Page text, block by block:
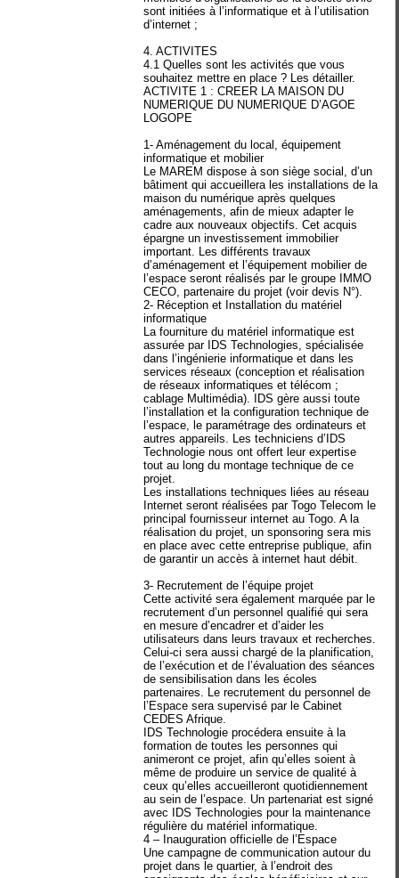
sont initiées à l’informatique et à l’utilisation
d’internet ;
4. ACTIVITES
4.1 Quelles sont les activités que vous
souhaitez mettre en place ? Les détailler.
ACTIVITE 1 : CREER LA MAISON DU
NUMERIQUE DU NUMERIQUE D’AGOE
LOGOPE
1- Aménagement du local, équipement
informatique et mobilier
Le MAREM dispose à son siège social, d’un
bâtiment qui accueillera les installations de la
maison du numérique après quelques
aménagements, afin de mieux adapter le
cadre aux nouveaux objectifs. Cet acquis
épargne un investissement immobilier
important. Les différents travaux
d’aménagement et l’équipement mobilier de
l’espace seront réalisés par le groupe IMMO
CECO, partenaire du projet (voir devis N°).
2- Réception et Installation du matériel
informatique
La fourniture du matériel informatique est
assurée par IDS Technologies, spécialisée
dans l’ingénierie informatique et dans les
services réseaux (conception et réalisation
de réseaux informatiques et télécom ;
cablage Multimédia). IDS gère aussi toute
l’installation et la configuration technique de
l’espace, le paramétrage des ordinateurs et
autres appareils. Les techniciens d’IDS
Technologie nous ont offert leur expertise
tout au long du montage technique de ce
projet.
Les installations techniques liées au réseau
Internet seront réalisées par Togo Telecom le
principal fournisseur internet au Togo. A la
réalisation du projet, un sponsoring sera mis
en place avec cette entreprise publique, afin
de garantir un accès à internet haut débit.
3- Recrutement de l’équipe projet
Cette activité sera également marquée par le
recrutement d’un personnel qualifié qui sera
en mesure d’encadrer et d’aider les
utilisateurs dans leurs travaux et recherches.
Celui-ci sera aussi chargé de la planification,
de l’exécution et de l’évaluation des séances
de sensibilisation dans les écoles
partenaires. Le recrutement du personnel de
l’Espace sera supervisé par le Cabinet
CEDES Afrique.
IDS Technologie procédera ensuite à la
formation de toutes les personnes qui
animeront ce projet, afin qu’elles soient à
même de produire un service de qualité à
ceux qu’elles accueilleront quotidiennement
au sein de l’espace. Un partenariat est signé
avec IDS Technologies pour la maintenance
régulière du matériel informatique.
4 – Inauguration officielle de l’Espace
Une campagne de communication autour du
projet dans le quartier, à l’endroit des